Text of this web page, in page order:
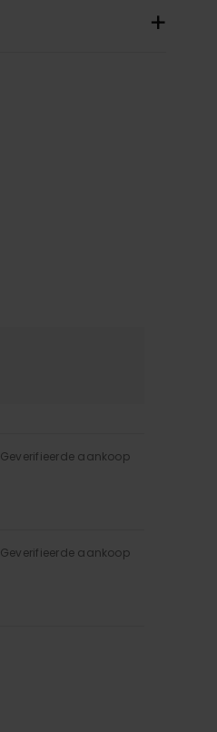
Geverifieerde aankoop
Geverifieerde aankoop